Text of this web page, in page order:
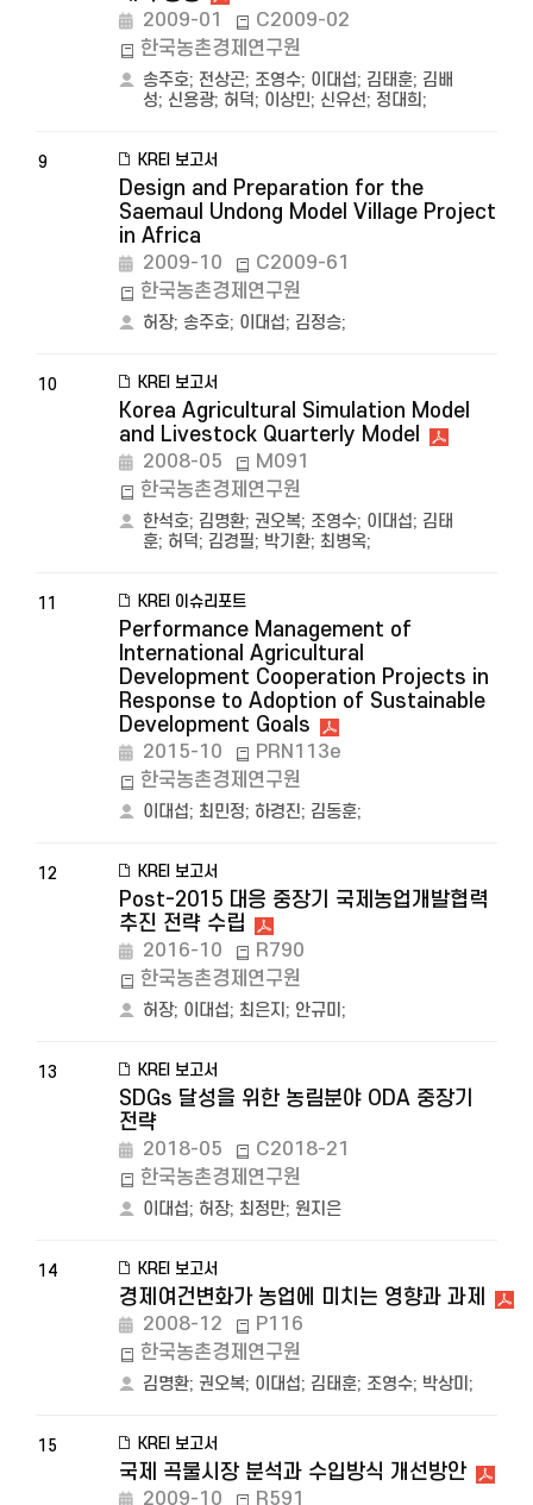
2009-01
C2009-02
한국농촌경제연구원
송주호; 전상곤; 조영수; 이대섭; 김태훈; 김배
성; 신용광; 허덕; 이상민; 신유선; 정대희 ;
9 KREI 보고서
Design and Preparation for the
Saemaul Undong Model Village Project
in Africa
2009-10
C2009-61
한국농촌경제연구원
허장; 송주호; 이대섭; 김정승;
10 KREI 보고서
Korea Agricultural Simulation Model
and Livestock Quarterly Model
2008-05
M091
한국농촌경제연구원
한석호; 김명환; 권오복; 조영수; 이대섭; 김태
훈; 허덕; 김경필; 박기환; 최병옥;
11 KREI 이슈리포트
Performance Management of
International Agricultural
Development Cooperation Projects in
Response to Adoption of Sustainable
Development Goals
2015-10
PRN113e
한국농촌경제연구원
이대섭; 최민정; 하경진; 김동훈;
12 KREI 보고서
Post-2015 대응 중장기 국제농업개발협력
추진 전략 수립
2016-10
R790
한국농촌경제연구원
허장; 이대섭; 최은지 ; 안규미 ;
13 KREI 보고서
SDGs 달성을 위한 농림분야 ODA 중장기
전략
2018-05
C2018-21
한국농촌경제연구원
이대섭; 허장; 최정만; 원지은
14 KREI 보고서
경제여건변화가 농업에 미치는 영향과 과제
2008-12
P116
한국농촌경제연구원
김명환; 권오복; 이대섭; 김태훈; 조영수; 박상미 ;
15 KREI 보고서
국제 곡물시장 분석과 수입방식 개선방안
2009-10 R591